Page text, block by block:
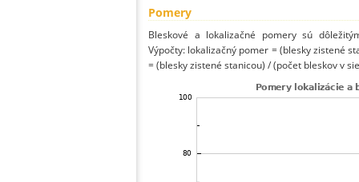
Pomery
Bleskové a lokalizačné pomery sú
Výpočty: lokalizačný pomer = (blesky zistené
= (blesky zistené stanicou) / (počet bleskov v